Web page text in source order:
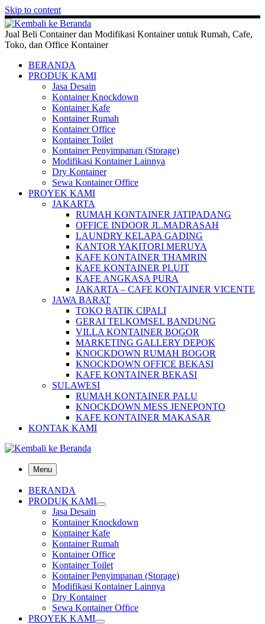
Skip to content
Jual Beli Container dan Modifikasi Kontainer untuk Rumah, Cafe,
Toko, dan Office Kontainer
BERANDA
PRODUK KAMI
Jasa Desain
Kontainer Knockdown
Kontainer Kafe
Kontainer Rumah
Kontainer Office
Kontainer Toilet
Kontainer Penyimpanan (Storage)
Modifikasi Kontainer Lainnya
Dry Kontainer
Sewa Kontainer Office
PROYEK KAMI
JAKARTA
RUMAH KONTAINER JATIPADANG
OFFICE INDOOR JL.MADRASAH
LAUNDRY KELAPA GADING
KANTOR YAKITORI MERUYA
KAFE KONTAINER THAMRIN
KAFE KONTAINER PLUIT
KAFE ANGKASA PURA
JAKARTA – CAFE KONTAINER VICENTE
JAWA BARAT
TOKO BATIK CIPALI
GERAI TELKOMSEL BANDUNG
VILLA KONTAINER BOGOR
MARKETING GALLERY DEPOK
KNOCKDOWN RUMAH BOGOR
KNOCKDOWN OFFICE BEKASI
KAFE KONTAINER BEKASI
SULAWESI
RUMAH KONTAINER PALU
KNOCKDOWN MESS JENEPONTO
KAFE KONTAINER MAKASAR
KONTAK KAMI
Menu
BERANDA
PRODUK KAMI
Jasa Desain
Kontainer Knockdown
Kontainer Kafe
Kontainer Rumah
Kontainer Office
Kontainer Toilet
Kontainer Penyimpanan (Storage)
Modifikasi Kontainer Lainnya
Dry Kontainer
Sewa Kontainer Office
PROYEK KAMI